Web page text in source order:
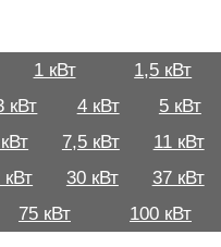
1 кВт
1,5 кВт
кВт 4 кВт
5 кВт
7,5 кВт
11 кВт
кВт 30 кВт
37 кВт
75 кВт 100 кВт